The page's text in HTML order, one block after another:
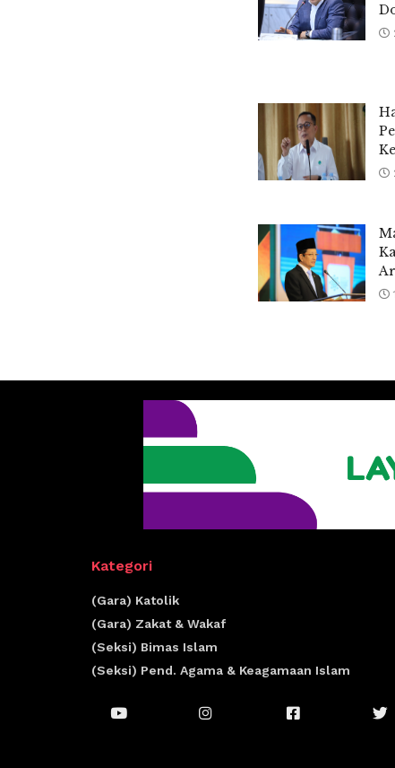
Kategori
(Gara) Katolik
(Gara) Zakat & Wakaf
(Seksi) Bimas Islam
(Seksi) Pend. Agama & Keagamaan Islam